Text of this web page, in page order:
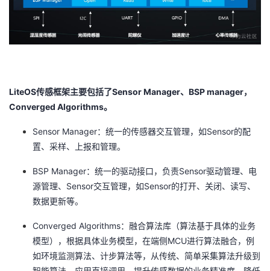
注
开
者
学
的
我
支
持
LiteOS传感框架主要包括了Sensor Manager、 BSP manager，
Converged Algorithms。
Sensor Manager：统一的传感器交互管理，如 Sensor的配
置、采样、上报和管理。
BSP Manager：统一的驱动接口，负责Sensor驱动管理、电
源管理、 Sensor交互管理，如 Sensor的打开、关闭、读写、
数据更新等。
Converged Algorithms：融合算法库（算法基于具体的业务
模型），根据具体业务模型，在端侧 MCU进行算法融合，例
如环境监测算法、计步算法等，从传统、简单采集算法升级到